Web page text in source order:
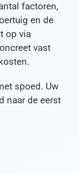
factoren,
en de
op via
vast
spoed. Uw
naar de eerst